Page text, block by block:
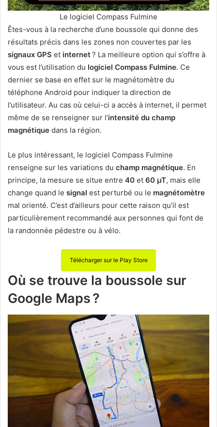
Le logiciel Compass Fulmine
Êtes-vous à la recherche d’une boussole qui donne des
résultats précis dans les zones non couvertes par les
signaux GPS et internet ? La meilleure option qui s’offre à
vous est l’utilisation du logiciel Compass Fulmine. Ce
dernier se base en effet sur le magnétomètre du
téléphone Android pour indiquer la direction de
l’utilisateur. Au cas où celui-ci a accès à internet, il permet
même de se renseigner sur l’intensité du champ
magnétique dans la région.
Le plus intéressant, le logiciel Compass Fulmine
renseigne sur les variations du champ magnétique. En
principe, la mesure se situe entre 40 et 60 µT, mais elle
change quand le signal est perturbé ou le magnétomètre
mal orienté. C’est d’ailleurs pour cette raison qu’il est
particulièrement recommandé aux personnes qui font de
la randonnée pédestre ou à vélo.
Télécharger sur le Play Store
Où se trouve la boussole sur
Google Maps ?